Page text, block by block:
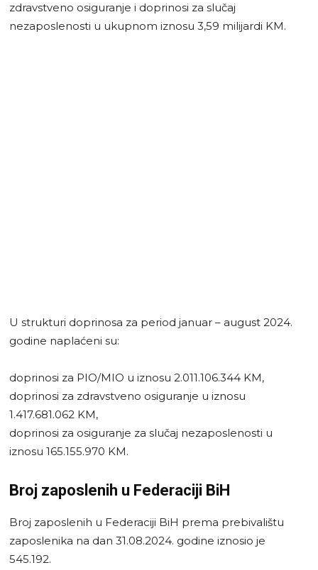
zdravstveno osiguranje i doprinosi za slučaj
nezaposlenosti u ukupnom iznosu 3,59 milijardi KM.
U strukturi doprinosa za period januar – august 2024.
godine naplaćeni su:
doprinosi za PIO/MIO u iznosu 2.011.106.344 KM,
doprinosi za zdravstveno osiguranje u iznosu
1.417.681.062 KM,
doprinosi za osiguranje za slučaj nezaposlenosti u
iznosu 165.155.970 KM.
Broj zaposlenih u Federaciji BiH
Broj zaposlenih u Federaciji BiH prema prebivalištu
zaposlenika na dan 31.08.2024. godine iznosio je
545.192.